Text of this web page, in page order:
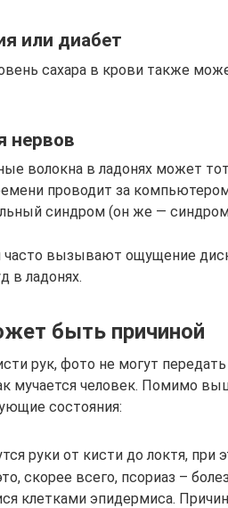
или диабет
сахара в крови также
нервов
волокна в ладонях может
проводит за
синдром (он же — синдром
часто вызывают ощущение
в ладонях.
быть причиной
рук, фото не могут
мучается человек. Помимо
состояния:
руки от кисти до локтя,
скорее всего, псориаз –
клетками эпидермиса.